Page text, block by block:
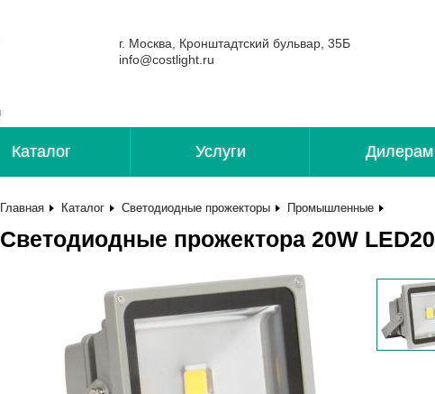
г. Москва, Кронштадтский бульвар, 35Б
info@costlight.ru
Каталог Услуги Дилерам
Главная Каталог Светодиодные прожекторы Промышленные
Светодиодные прожектора 20W LED20